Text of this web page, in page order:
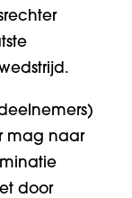
mag naar
door